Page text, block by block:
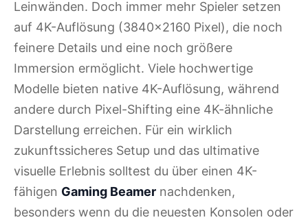
Leinwänden. Doch immer mehr Spieler setzen
auf 4K-Auflösung (3840x2160 Pixel), die noch
feinere Details und eine noch größere
Immersion ermöglicht. Viele hochwertige
Modelle bieten native 4K-Auflösung, während
andere durch Pixel-Shifting eine 4K-ähnliche
Darstellung erreichen. Für ein wirklich
zukunftssicheres Setup und das ultimative
visuelle Erlebnis solltest du über einen 4K-
fähigen Gaming Beamer nachdenken,
besonders wenn du die neuesten Konsolen oder